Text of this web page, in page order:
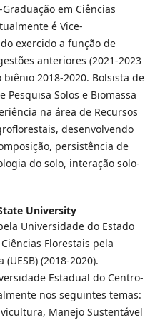
em Ciências
é Vice-
exercido a função de
anteriores (2021-2023
2018-2020. Bolsista de
Solos e Biomassa
na área de Recursos
desenvolvendo
persistência de
do solo, interação solo-
University
Universidade do Estado
Florestais pela
(2018-2020).
Estadual do Centro-
nos seguintes temas:
Manejo Sustentável